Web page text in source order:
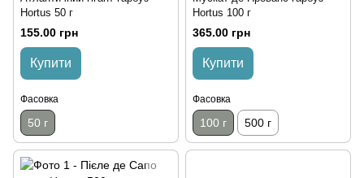
Hortus 50 г
155.00 грн
Купити
Фасовка
50 г
Hortus 100 г
365.00 грн
Купити
Фасовка
100 г 500 г